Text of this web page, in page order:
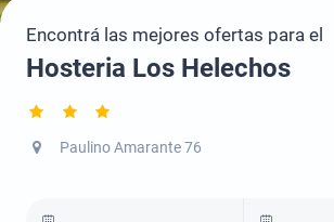
Encontrá las mejores ofertas para el
Hosteria Los Helechos
Paulino Amarante 76